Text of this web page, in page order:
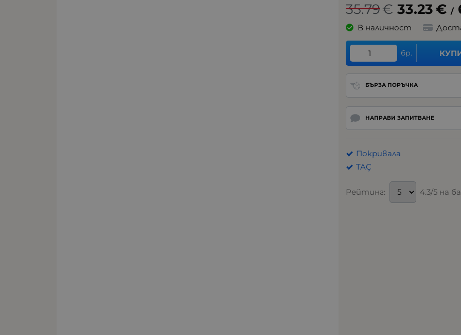
35.79€ 33.23€ /
В наличност
бр.
БЪРЗА ПОРЪЧКА
НАПРАВИ ЗАПИТВАНЕ
Покривала
TAÇ
Рейтинг: 4.3/5 на